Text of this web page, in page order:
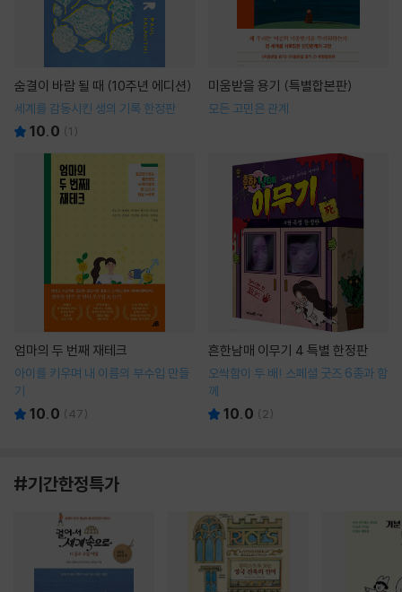
숨결이 바람 될 때 (10주년 에디션)
세계를 감동시킨 생의 기록 한정판
10.0 (1 )
미움받을 용기 (특별합본판)
모든 고민은 관계
엄마의 두 번째 재테크
아이를 키우며 내 이름의 부수입 만들
기
10.0 (47)
흔한남매 이무기 4 특별 한정판
오싹함이 두 배! 스페셜 굿즈 6종과 함
께
10.0 ( 2)
#기간한정특가